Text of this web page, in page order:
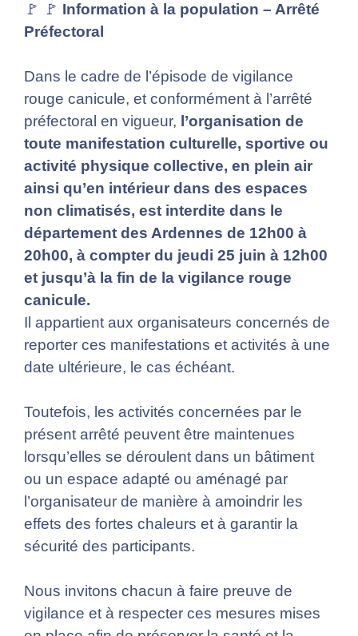
🚩 🚩 Information à la population – Arrêté
Préfectoral
Dans le cadre de l’épisode de vigilance
rouge canicule, et conformément à l’arrêté
préfectoral en vigueur, l’organisation de
toute manifestation culturelle, sportive ou
activité physique collective, en plein air
ainsi qu’en intérieur dans des espaces
non climatisés, est interdite dans le
département des Ardennes de 12h00 à
20h00, à compter du jeudi 25 juin à 12h00
et jusqu’à la fin de la vigilance rouge
canicule.
Il appartient aux organisateurs concernés de
reporter ces manifestations et activités à une
date ultérieure, le cas échéant.
Toutefois, les activités concernées par le
présent arrêté peuvent être maintenues
lorsqu’elles se déroulent dans un bâtiment
ou un espace adapté ou aménagé par
l’organisateur de manière à amoindrir les
effets des fortes chaleurs et à garantir la
sécurité des participants.
Nous invitons chacun à faire preuve de
vigilance et à respecter ces mesures mises